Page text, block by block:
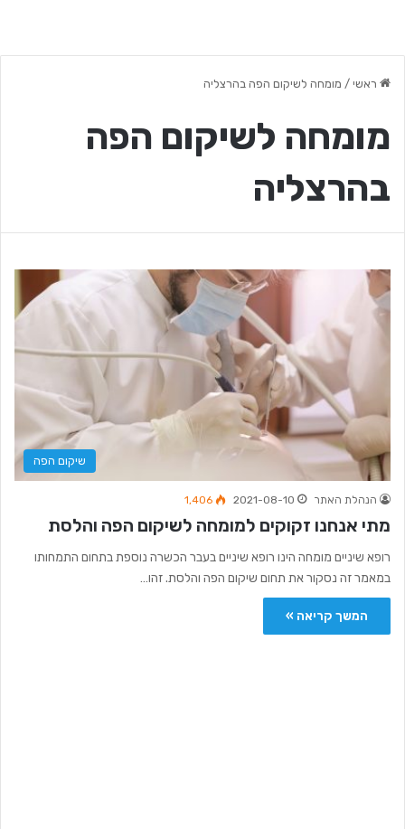
ראשי / מומחה לשיקום הפה בהרצליה
מומחה לשיקום הפה
בהרצליה
שיקום הפה
הנהלת האתר 2021-08-10
1,406
מתי אנחנו זקוקים למומחה לשיקום הפה והלסת
רופא שיניים מומחה הינו רופא שיניים בעבר הכשרה נוספת בתחום התמחותו
במאמר זה נסקור את תחום שיקום הפה והלסת. זהו…
המשך קריאה »